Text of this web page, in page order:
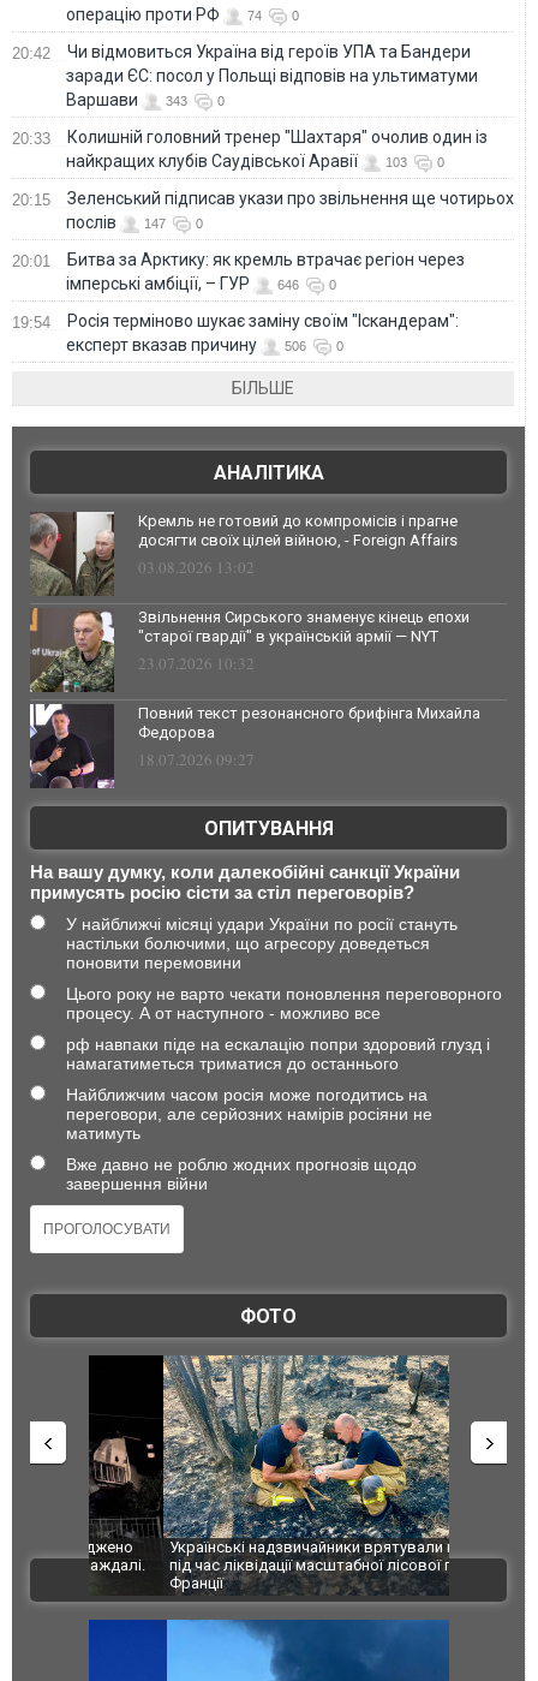
операцію проти РФ
74 0
20:42
Чи відмовиться Україна від героїв УПА та Бандери
заради ЄС: посол у Польщі відповів на ультиматуми
Варшави
343 0
20:33
Колишній головний тренер "Шахтаря" очолив один із
найкращих клубів Саудівської Аравії
103 0
20:15
Зеленський підписав укази про звільнення ще чотирьох
послів
147 0
20:01
Битва за Арктику: як кремль втрачає регіон через
імперські амбіції, – ГУР
646 0
19:54
Росія терміново шукає заміну своїм "Іскандерам":
експерт вказав причину
506 0
БІЛЬШЕ
АНАЛІТИКА
Кремль не готовий до компромісів і прагне
досягти своїх цілей війною, - Foreign Affairs
03.08.2026 13:02
Звільнення Сирського знаменує кінець епохи
"старої гвардії" в українській армії — NYT
23.07.2026 10:32
Повний текст резонансного брифінга Михайла
Федорова
18.07.2026 09:27
ОПИТУВАННЯ
На вашу думку, коли далекобійні санкції України
примусять росію сісти за стіл переговорів?
У найближчі місяці удари України по росії стануть
настільки болючими, що агресору доведеться
поновити перемовини
Цього року не варто чекати поновлення переговорного
процесу. А от наступного - можливо все
рф навпаки піде на ескалацію попри здоровий глузд і
намагатиметься триматися до останнього
Найближчим часом росія може погодитись на
переговори, але серйозних намірів росіяни не
матимуть
Вже давно не роблю жодних прогнозів щодо
завершення війни
ФОТО
Українські надзвичайники врятували козуленя
під час ліквідації масштабної лісової пожежі у
СБУ за
Болгарії
ВІДЕО